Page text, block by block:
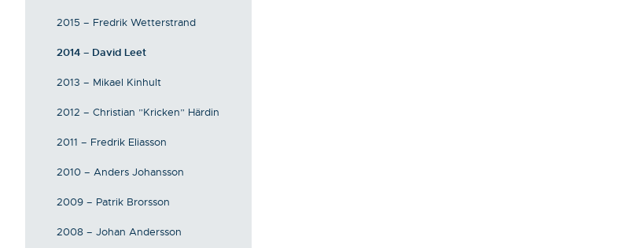
2015 – Fredrik Wetterstrand
2014 – David Leet
2013 – Mikael Kinhult
2012 – Christian ”Kricken” Härdin
2011 – Fredrik Eliasson
2010 – Anders Johansson
2009 – Patrik Brorsson
2008 – Johan Andersson